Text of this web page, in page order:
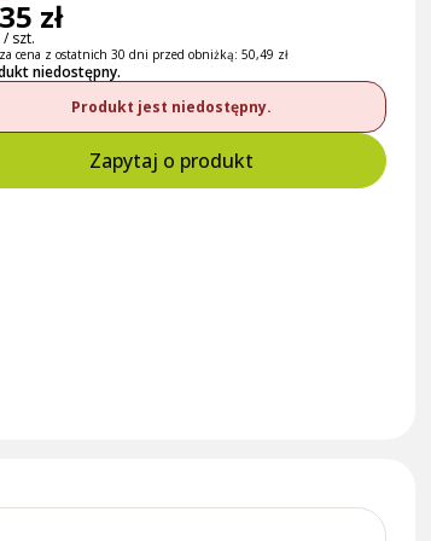
zł
szt.
cena z ostatnich 30 dni przed obniżką:50,49 zł
niedostępny.
Produkt jest niedostępny.
Zapytaj o produkt